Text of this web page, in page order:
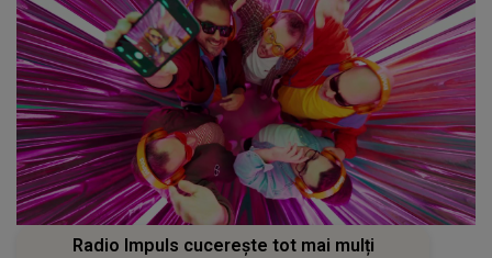
Radio Impuls cucerește tot mai mulți